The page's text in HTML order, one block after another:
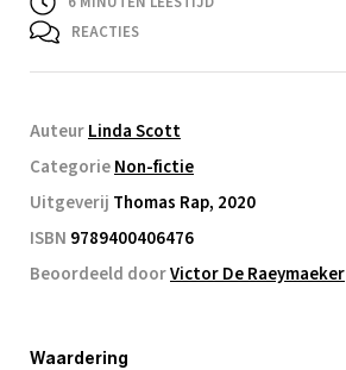
REACTIES
AuteurLinda Scott
CategorieNon-fictie
Uitgeverij Thomas Rap, 2020
ISBN 9789400406476
Beoordeeld doorVictor De Raeymaeker
Waardering